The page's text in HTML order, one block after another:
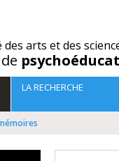
des arts et des
LA RECHERCHE